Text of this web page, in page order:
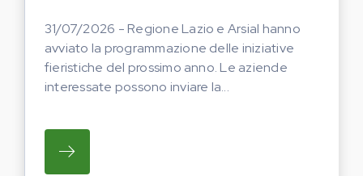
31/07/2026 - Regione Lazio e Arsial hanno
avviato la programmazione delle iniziative
fieristiche del prossimo anno. Le aziende
interessate possono inviare la...
SU REGIONE LAZIO E ARSIAL HANNO